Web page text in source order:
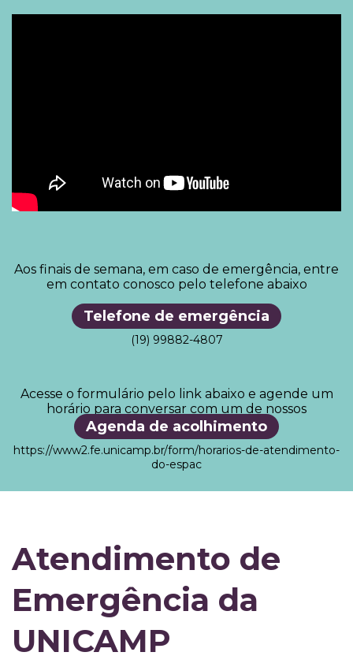
Aos finais de semana, em caso de emergência, entre
em contato conosco pelo telefone abaixo
Telefone de emergência
(19) 99882-4807
Acesse o formulário pelo link abaixo e agende um
horário para conversar com um de nossos
acolhedores
Agenda de acolhimento
https://www2.fe.unicamp.br/form/horarios-de-atendimento-
do-espac
Atendimento de
Emergência da
UNICAMP